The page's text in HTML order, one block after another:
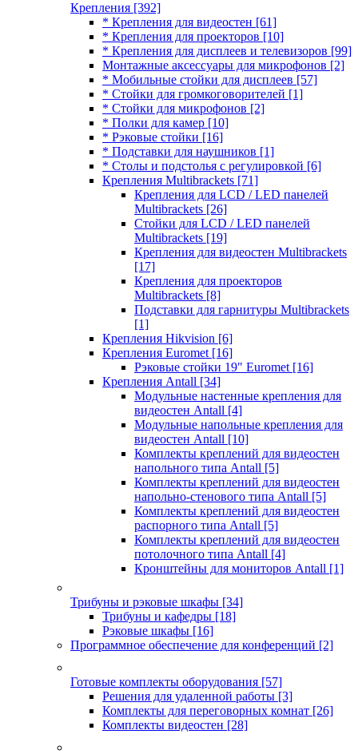
Крепления [392]
* Крепления для видеостен [61]
* Крепления для проекторов [10]
* Крепления для дисплеев и телевизоров [99]
Монтажные аксессуары для микрофонов [2]
* Мобильные стойки для дисплеев [57]
* Стойки для громкоговорителей [1]
* Стойки для микрофонов [2]
* Полки для камер [10]
* Рэковые стойки [16]
* Подставки для наушников [1]
* Столы и подстолья с регулировкой [6]
Крепления Multibrackets [71]
Крепления для LCD / LED панелей
Multibrackets [26]
Стойки для LCD / LED панелей
Multibrackets [19]
Крепления для видеостен Multibrackets
[17]
Крепления для проекторов
Multibrackets [8]
Подставки для гарнитуры Multibrackets
[1]
Крепления Hikvision [6]
Крепления Euromet [16]
Рэковые стойки 19" Euromet [16]
Крепления Antall [34]
Модульные настенные крепления для
видеостен Antall [4]
Модульные напольные крепления для
видеостен Antall [10]
Комплекты креплений для видеостен
напольного типа Antall [5]
Комплекты креплений для видеостен
напольно-стенового типа Antall [5]
Комплекты креплений для видеостен
распорного типа Antall [5]
Комплекты креплений для видеостен
потолочного типа Antall [4]
Кронштейны для мониторов Antall [1]
Трибуны и рэковые шкафы [34]
Трибуны и кафедры [18]
Рэковые шкафы [16]
Программное обеспечение для конференций [2]
Готовые комплекты оборудования [57]
Решения для удаленной работы [3]
Комплекты для переговорных комнат [26]
Комплекты видеостен [28]